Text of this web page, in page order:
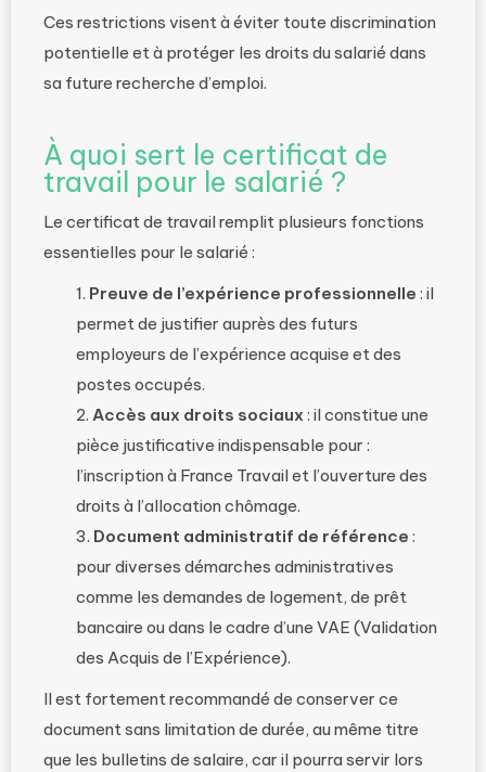
Ces restrictions visent à éviter toute discrimination
potentielle et à protéger les droits du salarié dans
sa future recherche d’emploi.
À quoi sert le certificat de
travail pour le salarié ?
Le certificat de travail remplit plusieurs fonctions
essentielles pour le salarié :
Preuve de l’expérience professionnelle : il
permet de justifier auprès des futurs
employeurs de l’expérience acquise et des
postes occupés.
Accès aux droits sociaux : il constitue une
pièce justificative indispensable pour :
l’inscription à France Travail et l’ouverture des
droits à l’allocation chômage.
Document administratif de référence :
pour diverses démarches administratives
comme les demandes de logement, de prêt
bancaire ou dans le cadre d’une VAE (Validation
des Acquis de l’Expérience).
Il est fortement recommandé de conserver ce
document sans limitation de durée, au même titre
que les bulletins de salaire, car il pourra servir lors